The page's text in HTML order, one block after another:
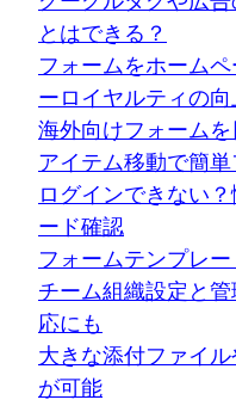
とはできる？
フォームをホーム
ーロイヤルティの向
海外向けフォーム
アイテム移動で簡
ログインできない
ード確認
フォームテンプレ
チーム組織設定と
応にも
大きな添付ファイ
が可能